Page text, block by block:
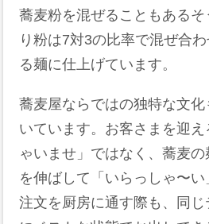
蕎麦粉を混ぜることもあるそ
り粉は7対3の比率で混ぜ合
る麺に仕上げています。
蕎麦屋ならではの独特な文
いています。お客さまを迎
ゃいませ」ではなく、蕎麦の
を伸ばして「いらっしゃ〜い
注文を厨房に通す際も、同じ